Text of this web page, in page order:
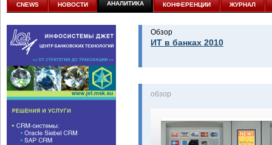
CNEWS НОВОСТИ АНАЛИТИКА КОНФЕРЕНЦИИ ЖУРНАЛ
Обзор
ИТ в банках 2010
oбзор